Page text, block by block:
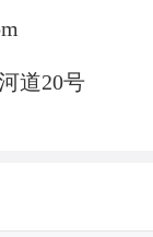
道20号